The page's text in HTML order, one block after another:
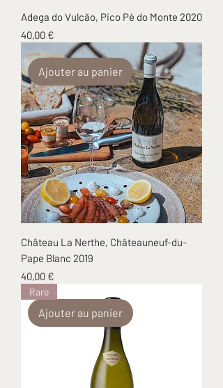
Adega do Vulcão, Pico Pè do Monte 2020
Prix
40,00 €
Ajouter au panier
Château La Nerthe, Châteauneuf-du-
Pape Blanc 2019
Prix
40,00 €
Ajouter au panier
Rare